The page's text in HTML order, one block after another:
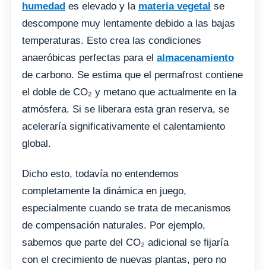
humedad es elevado y la materia vegetal se
descompone muy lentamente debido a las bajas
temperaturas. Esto crea las condiciones
anaeróbicas perfectas para el almacenamiento
de carbono. Se estima que el permafrost contiene
el doble de CO₂ y metano que actualmente en la
atmósfera. Si se liberara esta gran reserva, se
aceleraría significativamente el calentamiento
global.
Dicho esto, todavía no entendemos
completamente la dinámica en juego,
especialmente cuando se trata de mecanismos
de compensación naturales. Por ejemplo,
sabemos que parte del CO₂ adicional se fijaría
con el crecimiento de nuevas plantas, pero no